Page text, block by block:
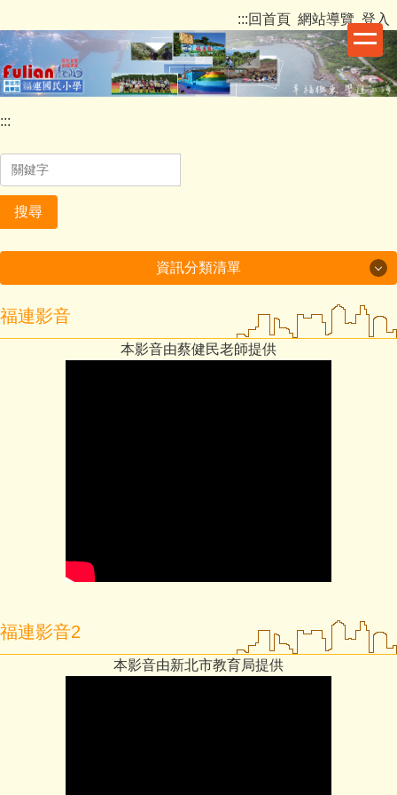
到
主
要
內
容
:::回首頁 網站導覽 登入
:::
搜尋
資訊分類清單
關於福連
福連影音
本影音由蔡健民老師提供
福連影音2
本影音由新北市教育局提供